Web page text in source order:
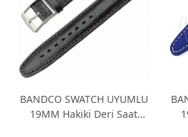
BANDCO SWATCH UYUMLU
19MM Hakiki Deri Saat